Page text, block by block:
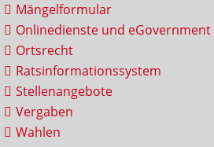
Mängelformular
Onlinedienste und eGovernment
Ortsrecht
Ratsinformationssystem
Stellenangebote
Vergaben
Wahlen